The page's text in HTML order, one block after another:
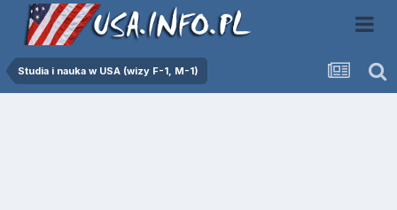
Studia i nauka w USA (wizy F-1, M-1)